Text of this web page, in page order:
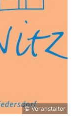
© Veranstalter